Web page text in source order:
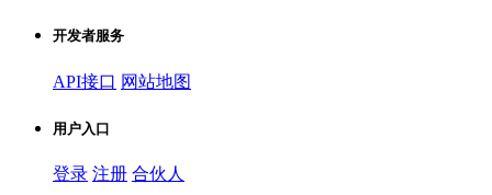
开发者服务
API接口 网站地图
用户入口
登录 注册 合伙人